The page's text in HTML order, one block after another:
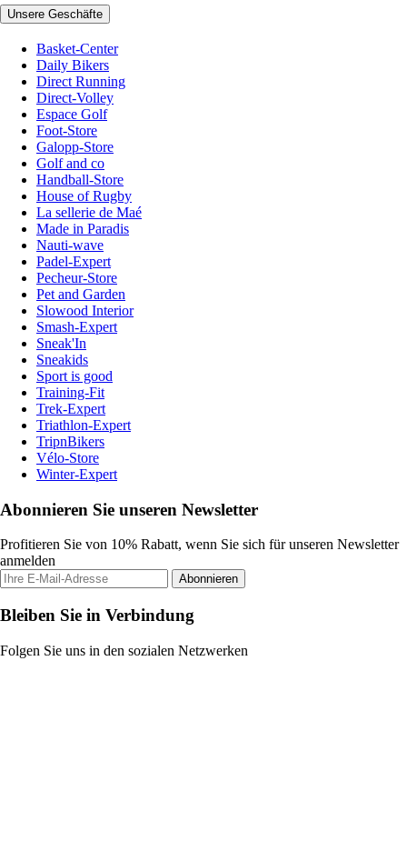
Unsere Geschäfte
Basket-Center
Daily Bikers
Direct Running
Direct-Volley
Espace Golf
Foot-Store
Galopp-Store
Golf and co
Handball-Store
House of Rugby
La sellerie de Maé
Made in Paradis
Nauti-wave
Padel-Expert
Pecheur-Store
Pet and Garden
Slowood Interior
Smash-Expert
Sneak'In
Sneakids
Sport is good
Training-Fit
Trek-Expert
Triathlon-Expert
TripnBikers
Vélo-Store
Winter-Expert
Abonnieren Sie unseren Newsletter
Profitieren Sie von 10% Rabatt, wenn Sie sich für unseren Newsletter
anmelden
Abonnieren
Bleiben Sie in Verbindung
Folgen Sie uns in den sozialen Netzwerken